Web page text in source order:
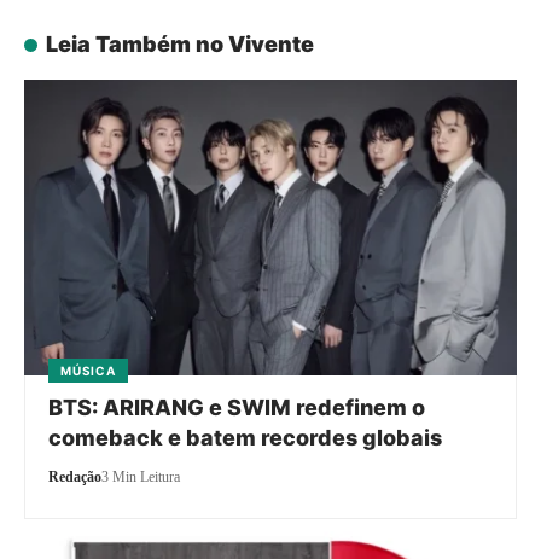
Leia Também no Vivente
MÚSICA
BTS: ARIRANG e SWIM redefinem o
comeback e batem recordes globais
Redação3 Min Leitura